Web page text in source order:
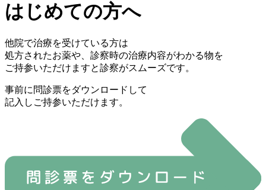
はじめての方へ
他院で治療を受けている方は
処方されたお薬や、診察時の治療内容がわかる物を
ご持参いただけますと診察がスムーズです。
事前に問診票をダウンロードして
記入しご持参いただけます。